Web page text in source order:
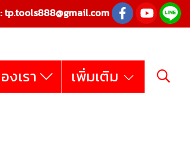
tp.tools888@gmail.com
งเรา เพิ่มเติม